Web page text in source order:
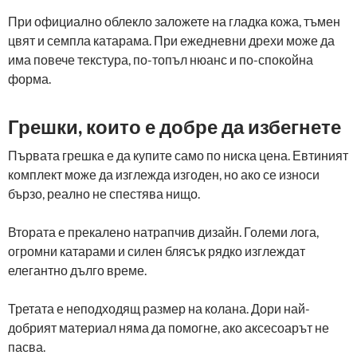
При официално облекло заложете на гладка кожа, тъмен
цвят и семпла катарама. При ежедневни дрехи може да
има повече текстура, по-топъл нюанс и по-спокойна
форма.
Грешки, които е добре да избегнете
Първата грешка е да купите само по ниска цена. Евтиният
комплект може да изглежда изгоден, но ако се износи
бързо, реално не спестява нищо.
Втората е прекалено натрапчив дизайн. Големи лога,
огромни катарами и силен блясък рядко изглеждат
елегантно дълго време.
Третата е неподходящ размер на колана. Дори най-
добрият материал няма да помогне, ако аксесоарът не
пасва.